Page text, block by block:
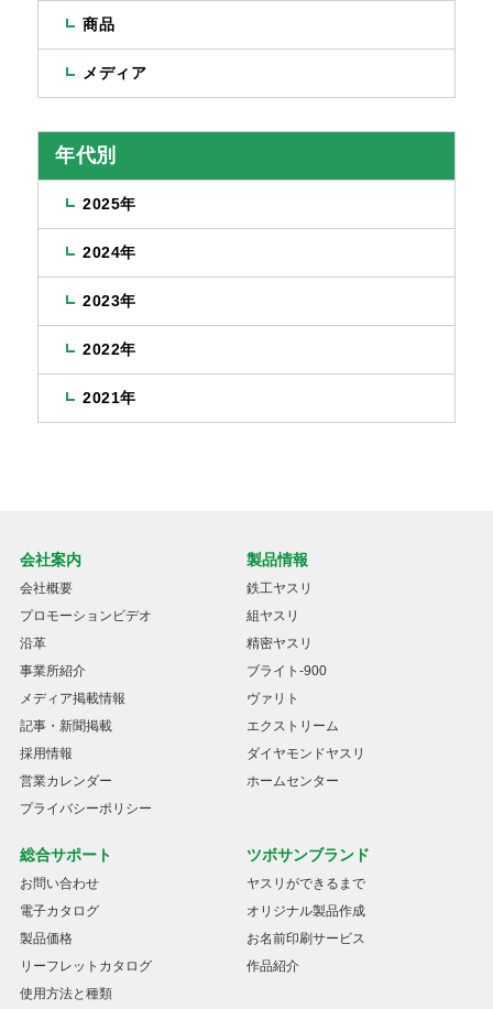
商品
メディア
年代別
2025年
2024年
2023年
2022年
2021年
会社案内
会社概要
プロモーションビデオ
沿革
事業所紹介
メディア掲載情報
記事・新聞掲載
採用情報
営業カレンダー
プライバシーポリシー
製品情報
鉄工ヤスリ
組ヤスリ
精密ヤスリ
ブライト-900
ヴァリト
エクストリーム
ダイヤモンドヤスリ
ホームセンター
総合サポート
お問い合わせ
電子カタログ
製品価格
リーフレットカタログ
使用方法と種類
ツボサンブランド
ヤスリができるまで
オリジナル製品作成
お名前印刷サービス
作品紹介